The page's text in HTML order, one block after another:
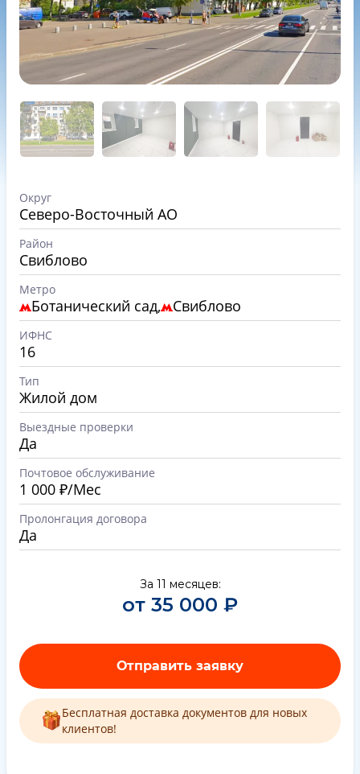
Округ
Северо-Восточный АО
Район
Свиблово
Метро
Ботанический сад, Свиблово
ИФНС
16
Тип
Жилой дом
Выездные проверки
Да
Почтовое обслуживание
1 000 ₽/Мес
Пролонгация договора
Да
За 11 месяцев:
от 35 000 ₽
Отправить заявку
Бесплатная доставка документов для новых
клиентов!